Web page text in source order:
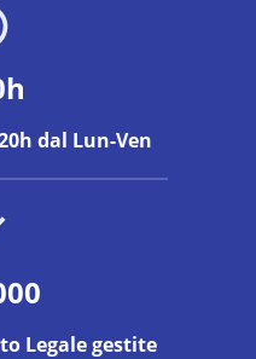
dal Lun-Ven
Legale gestite